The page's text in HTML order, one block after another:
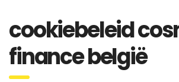
cookiebeleid
finance belgië